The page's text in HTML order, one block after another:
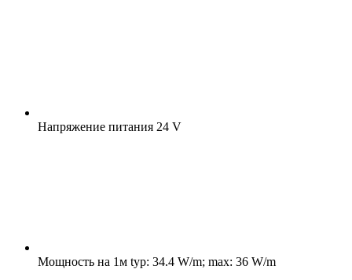
Напряжение питания 24 V
Мощность на 1м typ: 34.4 W/m; max: 36 W/m